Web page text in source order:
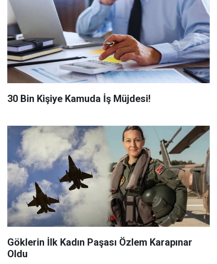
​30 Bin Kişiye Kamuda İş Müjdesi!
Göklerin İlk Kadın Paşası Özlem Karapınar
Oldu